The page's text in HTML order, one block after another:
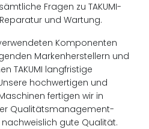
Fragen zu TAKUMI-
und Wartung.
Komponenten
Markenherstellern und
TAKUMI langfristige
hochwertigen und
fertigen wir in
Qualitätsmanagement-
nachweislich gute Qualität.